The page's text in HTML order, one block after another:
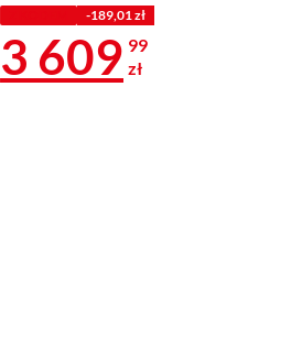
-189,01 zł
Cena 3
3 609 99
zł